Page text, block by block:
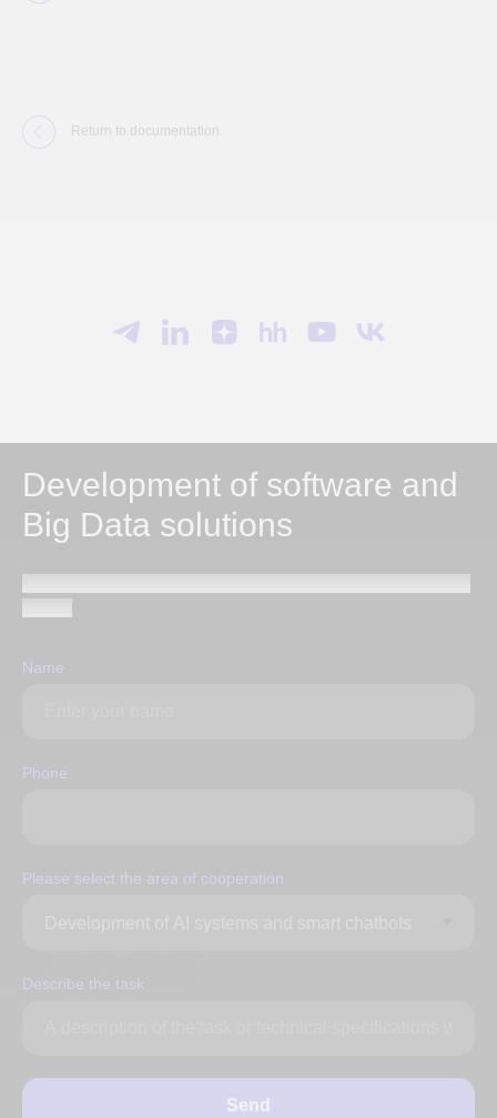
Return to documentation
Development of software and
Big Data solutions
Name
Phone
Please select the area of ​​cooperation
Describe the task
Send